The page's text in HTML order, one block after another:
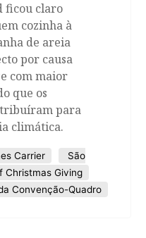
ficou claro
cozinha à
de areia
por causa
com maior
que os
para
climática.
Carrier
São
Christmas Giving
Convenção-Quadro